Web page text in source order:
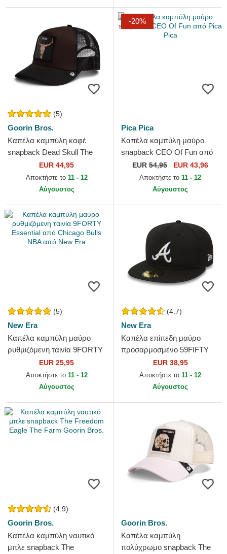
(5)
Goorin Bros.
Καπέλα καμπύλη καφέ
snapback Dead Skull The
Farm Goorin Bros.
EUR 44,95
Αποκτήστε το 11 - 12
Αύγουστος
-20%
Pica Pica
Καπέλα καμπύλη μαύρο
snapback CEO Of Fun από
Pica Pica
EUR 54,95 EUR 43,96
Αποκτήστε το 11 - 12
Αύγουστος
(5)
New Era
Καπέλα καμπύλη μαύρο
ρυθμιζόμενη ταινία 9FORTY
Essential από Chicago Bulls
NBA από New Era
EUR 25,95
Αποκτήστε το 11 - 12
Αύγουστος
(4.7)
New Era
Καπέλα επίπεδη μαύρο
προσαρμοσμένο 59FIFTY
Essential από Atlanta Braves
MLB από New Era
EUR 38,95
Αποκτήστε το 11 - 12
Αύγουστος
(4.9)
Goorin Bros.
Καπέλα καμπύλη ναυτικό
μπλε snapback The
Goorin Bros.
Καπέλα καμπύλη
πολύχρωμο snapback The